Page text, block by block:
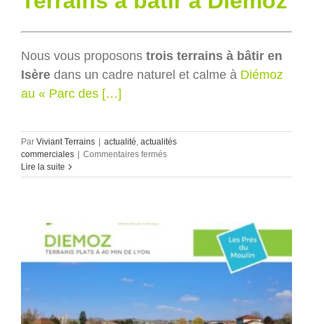
Nous vous proposons trois terrains à bâtir en
Isère dans un cadre naturel et calme à Diémoz
au « Parc des […]
Par Viviant Terrains | actualité, actualités
commerciales | Commentaires ferméssur
–
Bouvières
tranche
min
de
Lire la suite